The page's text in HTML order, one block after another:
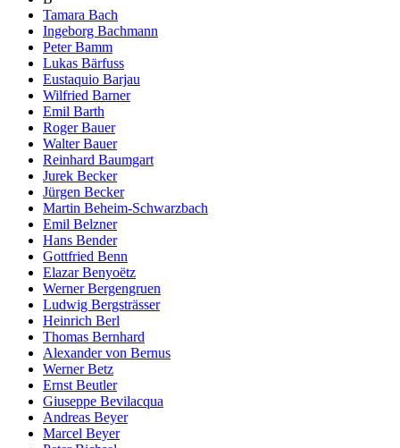
Tamara Bach
Ingeborg Bachmann
Peter Bamm
Lukas Bärfuss
Eustaquio Barjau
Wilfried Barner
Emil Barth
Roger Bauer
Walter Bauer
Reinhard Baumgart
Jurek Becker
Jürgen Becker
Martin Beheim-Schwarzbach
Emil Belzner
Hans Bender
Gottfried Benn
Elazar Benyoëtz
Werner Bergengruen
Ludwig Bergsträsser
Heinrich Berl
Thomas Bernhard
Alexander von Bernus
Werner Betz
Ernst Beutler
Giuseppe Bevilacqua
Andreas Beyer
Marcel Beyer